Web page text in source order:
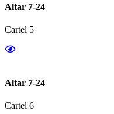
Altar 7-24
Cartel 5
Altar 7-24
Cartel 6